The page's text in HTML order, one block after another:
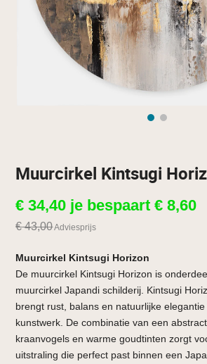
Muurcirkel Kintsugi
€ 34,40 je bespaart€ 8,60
€43,00Adviesprijs
Muurcirkel Kintsugi Horizon
De muurcirkel Kintsugi Horizon is
muurcirkel Japandi schilderij. Kintsugi
brengt rust, balans en natuurlijke
kunstwerk. De combinatie van een
kraanvogels en warme goudtinten zorgt
uitstraling die perfect past binnen een